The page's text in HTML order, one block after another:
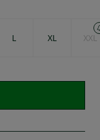
L XL XXL